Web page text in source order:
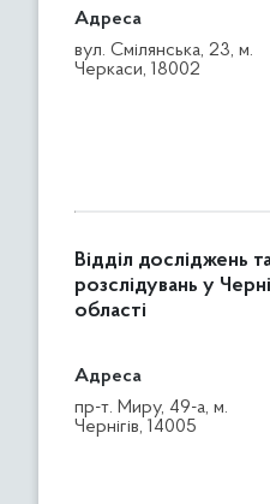
Адреса
вул. Смілянська, 23, м.
Черкаси, 18002
Відділ досліджень
розслідувань у
області
Адреса
пр-т. Миру, 49-а, м.
Чернігів, 14005